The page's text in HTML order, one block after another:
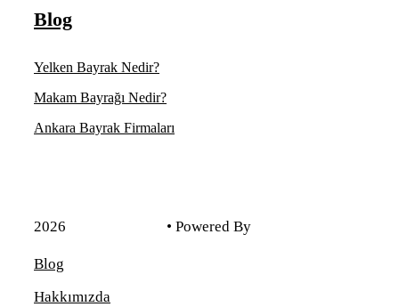
Blog
Yelken Bayrak Nedir?
Makam Bayrağı Nedir?
Ankara Bayrak Firmaları
2026 • Powered By
Blog
Hakkımızda